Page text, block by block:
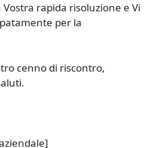
rapida risoluzione e Vi
per la
cenno di riscontro,